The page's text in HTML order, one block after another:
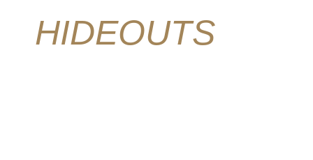
HIDEOUTS